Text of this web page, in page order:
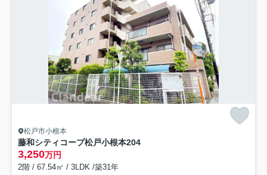
松戸市小根本
藤和シティコープ松戸小根本204
3,250万円
2階 / 67.54㎡ / 3LDK /築31年